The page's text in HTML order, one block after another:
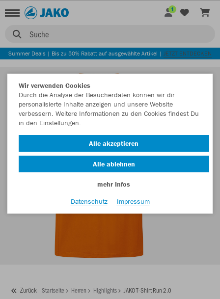
Suche
1
Summer Deals | Bis zu 50% Rabatt auf ausgewählte Artikel | JETZT ENTDECKEN
Zurück Startseite Herren Highlights JAKO T-Shirt Run 2.0
Wir verwenden Cookies
Durch die Analyse der Besucherdaten können wir dir
personalisierte Inhalte anzeigen und unsere Website
verbessern. Weitere Informationen zu den Cookies findest Du
in den Einstellungen.
Alle akzeptieren
Alle ablehnen
mehr Infos
Datenschutz
Impressum